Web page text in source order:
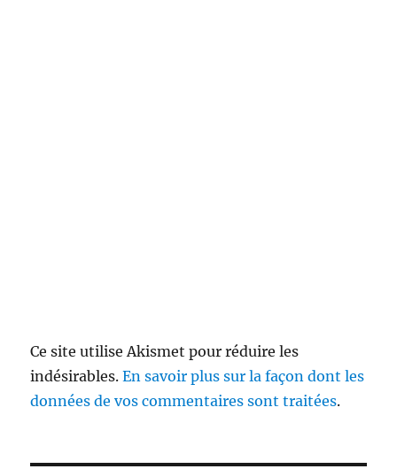
Ce site utilise Akismet pour réduire les
indésirables.En savoir plus sur la façon dont les
données de vos commentaires sont traitées.